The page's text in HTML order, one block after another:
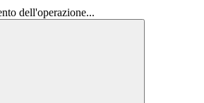
dell'operazione...